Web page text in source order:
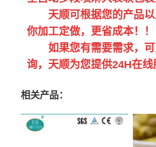
天顺可根据您的产品以
你加工定做，更省成本！！
如果您有需要需求，可
询，天顺为您提供24H在线
相关产品：